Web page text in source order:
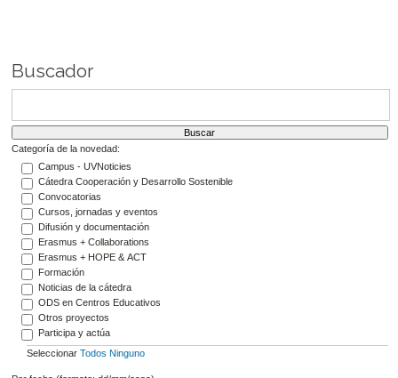
Buscador
Categoría de la novedad:
Campus - UVNoticies
Cátedra Cooperación y Desarrollo Sostenible
Convocatorias
Cursos, jornadas y eventos
Difusión y documentación
Erasmus + Collaborations
Erasmus + HOPE & ACT
Formación
Noticias de la cátedra
ODS en Centros Educativos
Otros proyectos
Participa y actúa
Seleccionar Todos Ninguno